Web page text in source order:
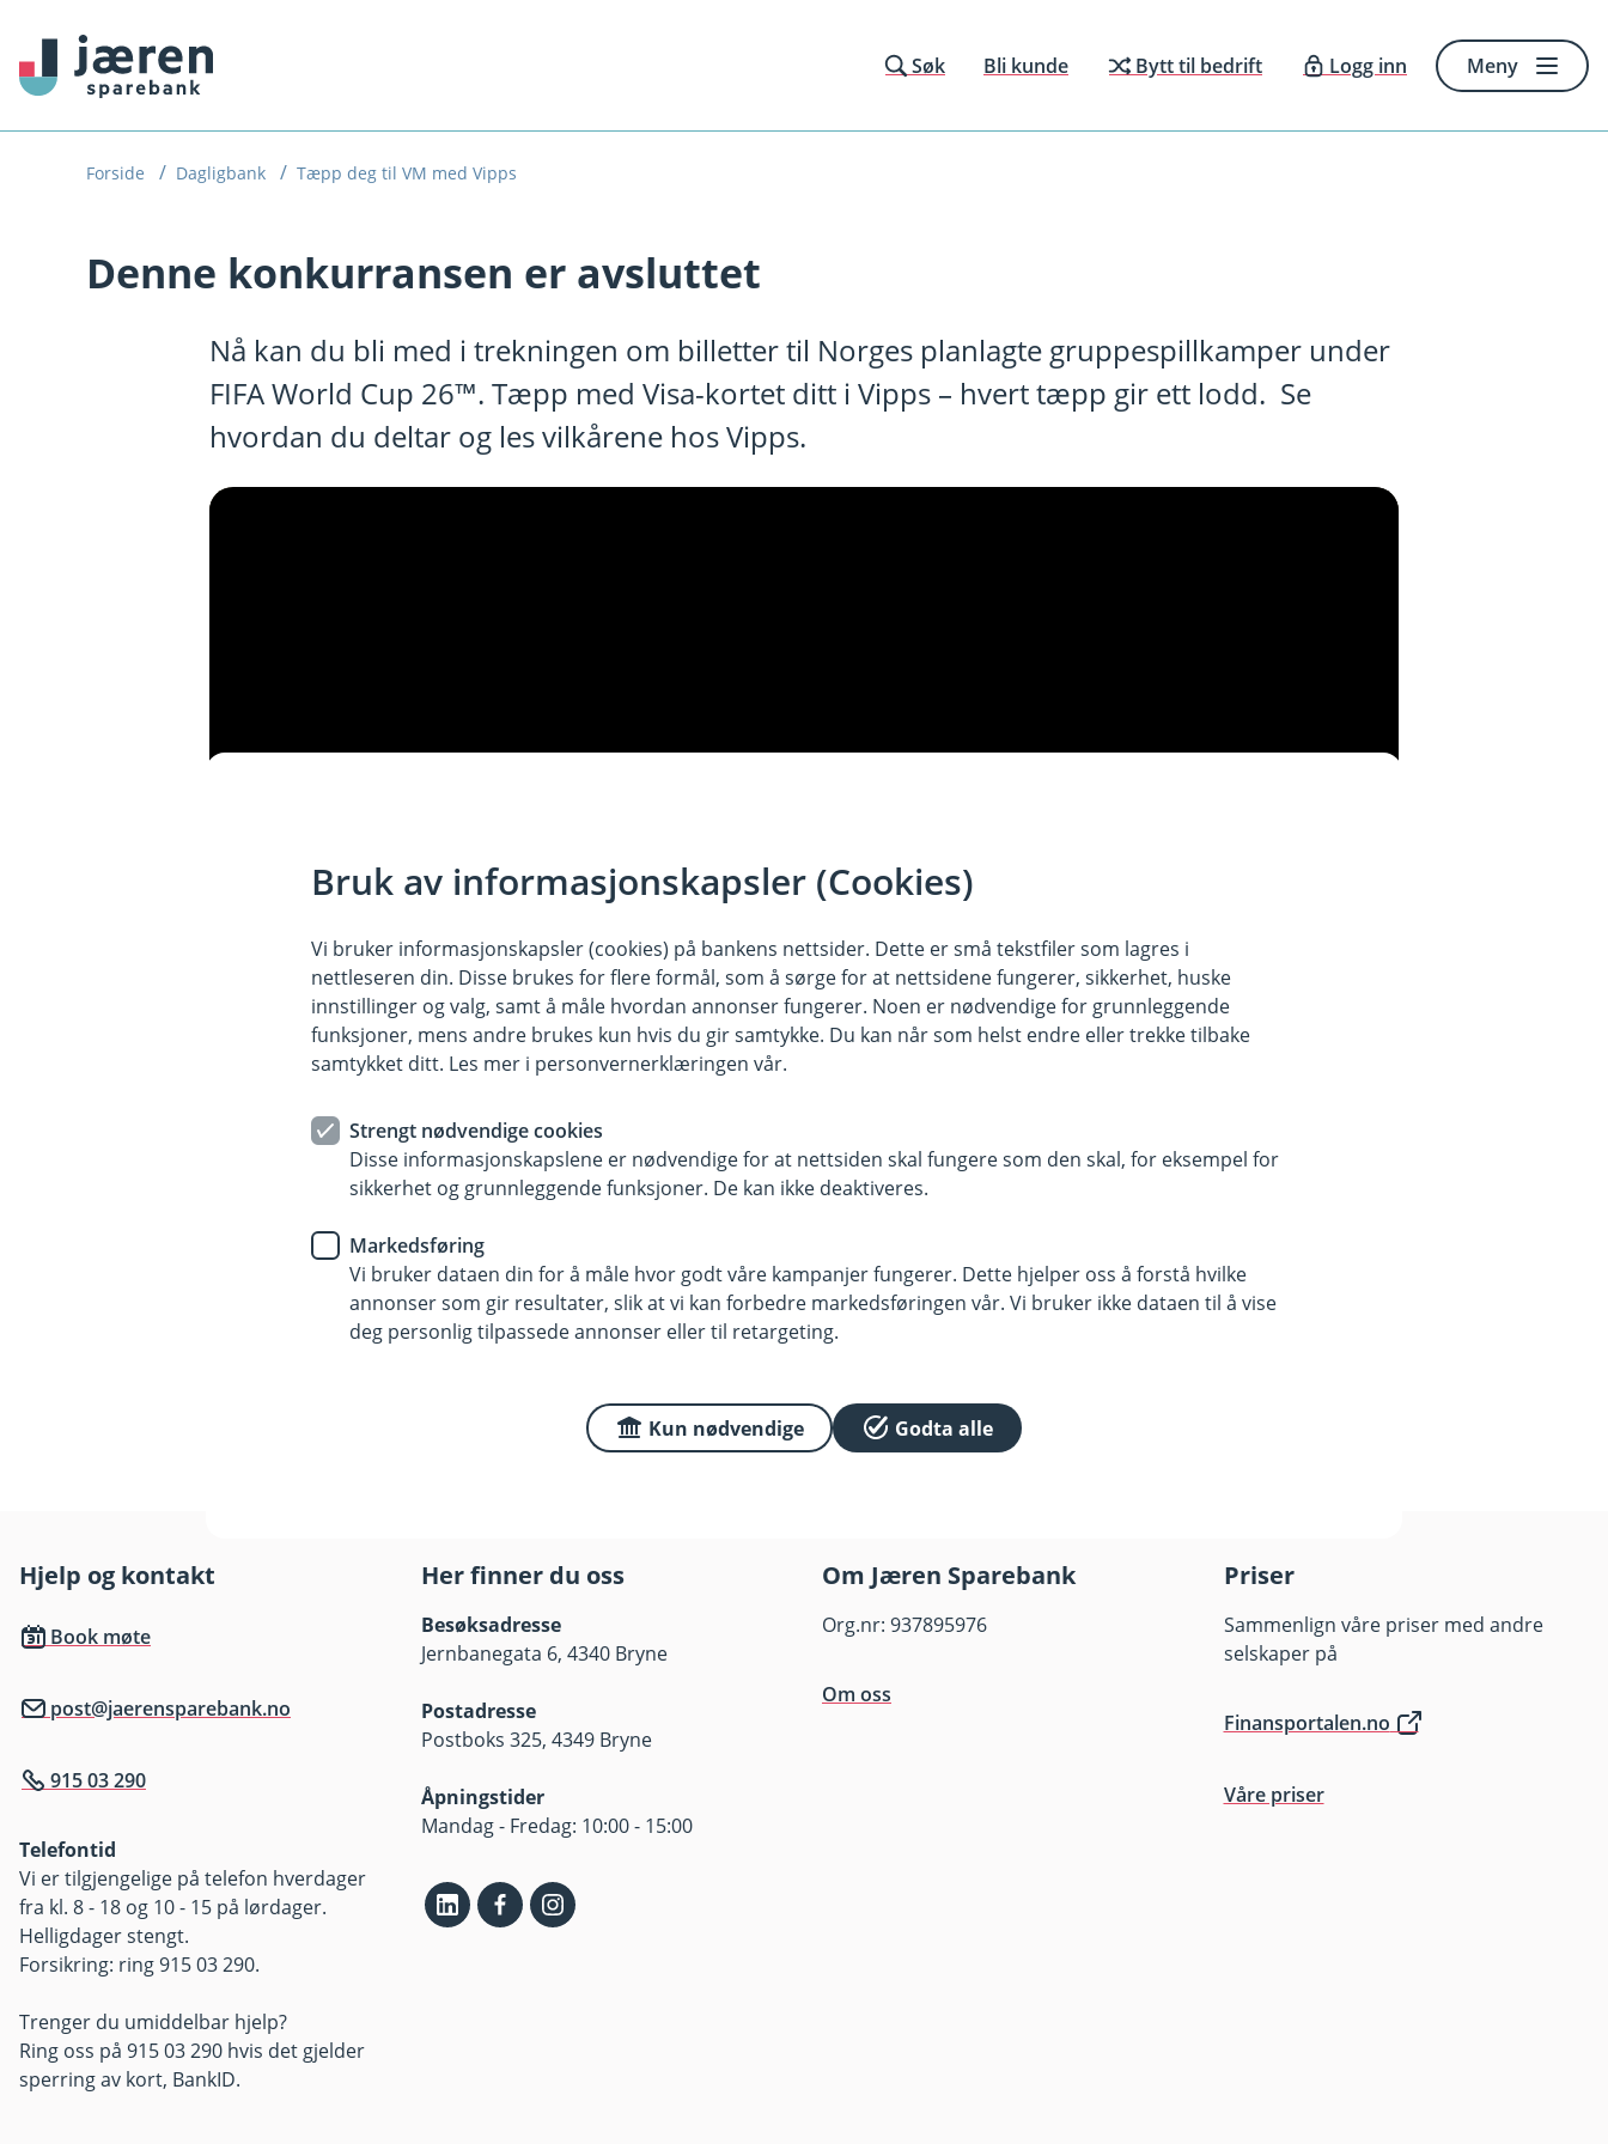
Søk Bli kunde Bytt til bedrift Logg inn Meny
Forside Dagligbank Tæpp deg til VM med Vipps
Denne konkurransen er avsluttet
Nå kan du bli med i trekningen om billetter til Norges planlagte gruppespillkamper under
FIFA World Cup 26™. Tæpp med Visa-kortet ditt i Vipps – hvert tæpp gir ett lodd. Se
hvordan du deltar og les vilkårene hos Vipps.
Tæpp med Visa-kortet ditt i Vipps i kampanjeperioden (9. mars til og med 12. april 2026).
Les mer om hvordan du deltar ogse alle vilkår hos Vipps.
Hjelp og kontakt
Book møte
post@jaerensparebank.no
915 03 290
Telefontid
Vi er tilgjengelige på telefon hverdager
fra kl. 8 - 18 og 10 - 15 på lørdager.
Helligdager stengt.
Forsikring: ring 915 03 290.
Trenger du umiddelbar hjelp?
Ring oss på 915 03 290 hvis det gjelder
sperring av kort, BankID.
Her finner du oss
Besøksadresse
Jernbanegata 6, 4340 Bryne
Postadresse
Postboks 325, 4349 Bryne
Åpningstider
Mandag - Fredag: 10:00 - 15:00
Om Jæren Sparebank
Org.nr: 937895976
Om oss
Priser
Sammenlign våre priser med andre
selskaper på
Finansportalen.no
Våre priser
Bruk av informasjonskapsler (Cookies)
Vi bruker informasjonskapsler (cookies) på bankens nettsider. Dette er små tekstfiler som lagres i
nettleseren din. Disse brukes for flere formål, som å sørge for at nettsidene fungerer, sikkerhet, huske
innstillinger og valg, samt å måle hvordan annonser fungerer. Noen er nødvendige for grunnleggende
funksjoner, mens andre brukes kun hvis du gir samtykke. Du kan når som helst endre eller trekke tilbake
samtykket ditt. Les mer i personvernerklæringen vår.
Strengt nødvendige cookies
Disse informasjonskapslene er nødvendige for at nettsiden skal fungere som den skal, for eksempel for
sikkerhet og grunnleggende funksjoner. De kan ikke deaktiveres.
Markedsføring
Vi bruker dataen din for å måle hvor godt våre kampanjer fungerer. Dette hjelper oss å forstå hvilke
annonser som gir resultater, slik at vi kan forbedre markedsføringen vår. Vi bruker ikke dataen til å vise
deg personlig tilpassede annonser eller til retargeting.
Kun nødvendige Godta alle